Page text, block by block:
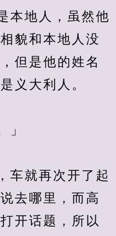
貌和本地人没
但是他的姓名
义大利人。
」
去哪里，而高
开话题，所以